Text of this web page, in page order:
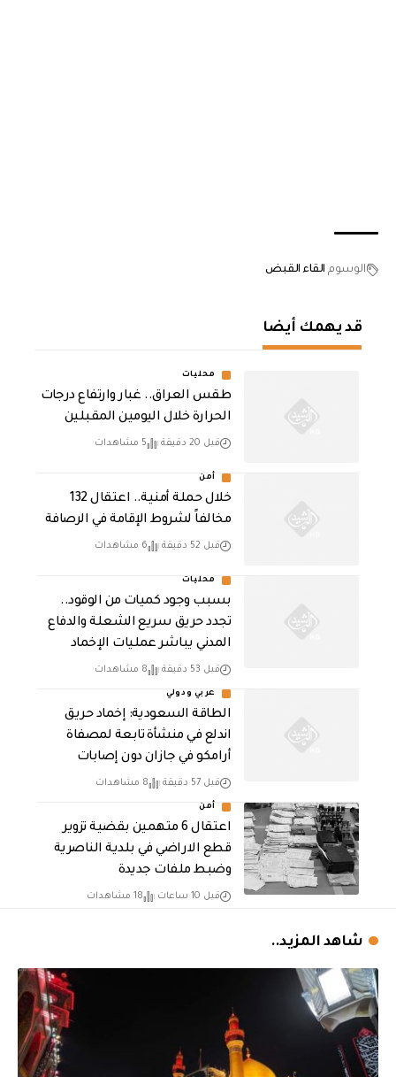
الوسوم القاء القبض
قد يهمك أيضا
محليات
طقس العراق.. غبار وارتفاع درجات
الحرارة خلال اليومين المقبلين
قبل 20 دقيقة 5 مشاهدات
أمن
خلال حملة أمنية.. اعتقال 132
مخالفاً لشروط الإقامة في الرصافة
قبل 52 دقيقة 6 مشاهدات
محليات
بسبب وجود كميات من الوقود..
تجدد حريق سريع الشعلة والدفاع
المدني يباشر عمليات الإخماد
قبل 53 دقيقة 8 مشاهدات
عربي ودولي
‏الطاقة السعودية: إخماد حريق
اندلع في منشأة تابعة لمصفاة
أرامكو في جازان دون إصابات
قبل 57 دقيقة 8 مشاهدات
أمن
اعتقال 6 متهمين بقضية تزوير
قطع الاراضي في بلدية الناصرية
وضبط ملفات جديدة
قبل 10 ساعات 18 مشاهدات
شاهد المزيد..